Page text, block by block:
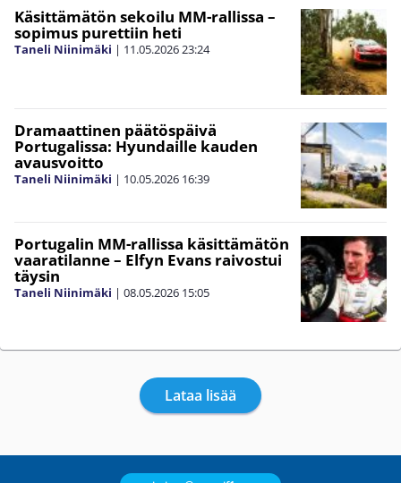
Käsittämätön sekoilu MM-rallissa –
sopimus purettiin heti
Taneli Niinimäki | 11.05.202623:24
Dramaattinen päätöspäivä
Portugalissa: Hyundaille kauden
avausvoitto
Taneli Niinimäki | 10.05.2026 16:39
Portugalin MM-rallissa käsittämätön
vaaratilanne – Elfyn Evans raivostui
täysin
Taneli Niinimäki | 08.05.2026 15:05
Lataa lisää